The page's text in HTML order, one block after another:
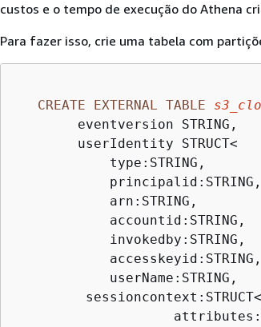
custos e o tempo de execução do Athena
Para fazer isso, crie uma tabela com
CREATE EXTERNAL TABLE
        eventversion STRING,
        userIdentity STRUCT
<
            type:STRING,
            principalid:STRING,
            arn:STRING,
            accountid:STRING,
            invokedby:STRING,
            accesskeyid:STRING,
            userName:STRING,
         sessioncontext:STRUCT
<